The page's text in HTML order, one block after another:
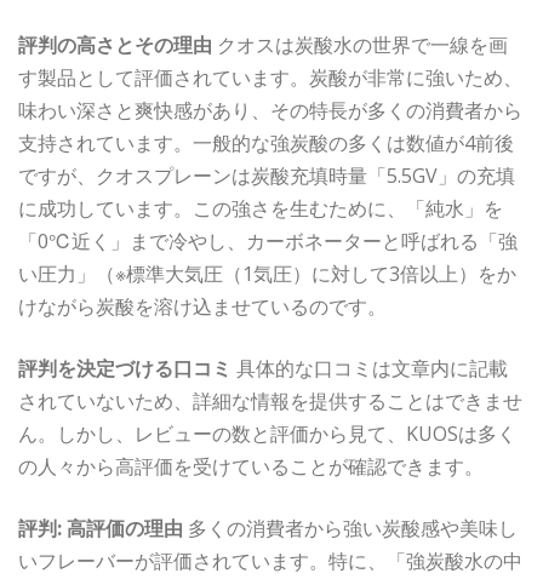
評判の高さとその理由 クオスは炭酸水の世界で一線を画
す製品として評価されています。炭酸が非常に強いため、
味わい深さと爽快感があり、その特長が多くの消費者から
支持されています。一般的な強炭酸の多くは数値が4前後
ですが、クオスプレーンは炭酸充填時量「5.5GV」の充填
に成功しています。この強さを生むために、「純水」を
「0℃近く」まで冷やし、カーボネーターと呼ばれる「強
い圧力」（※標準大気圧（1気圧）に対して3倍以上）をか
けながら炭酸を溶け込ませているのです。
評判を決定づける口コミ 具体的な口コミは文章内に記載
されていないため、詳細な情報を提供することはできませ
ん。しかし、レビューの数と評価から見て、KUOSは多く
の人々から高評価を受けていることが確認できます。
評判: 高評価の理由 多くの消費者から強い炭酸感や美味し
いフレーバーが評価されています。特に、「強炭酸水の中